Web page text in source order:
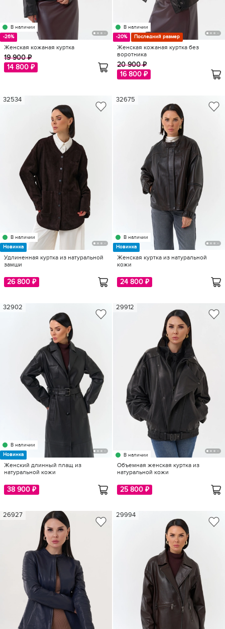
В наличии
-26%
Женская кожаная куртка
19 900 ₽
14 800 ₽
В наличии
-20%
Последний размер
Женская кожаная куртка без
воротника
20 900 ₽
16 800 ₽
В наличии
Новинка
32534
Удлиненная куртка из натуральной
замши
26 800 ₽
В наличии
Новинка
32675
Женская куртка из натуральной
кожи
24 800 ₽
В наличии
Новинка
32902
Женский длинный плащ из
натуральной кожи
38 900 ₽
В наличии
29912
Объемная женская куртка из
натуральной кожи
25 800 ₽
26927 29994